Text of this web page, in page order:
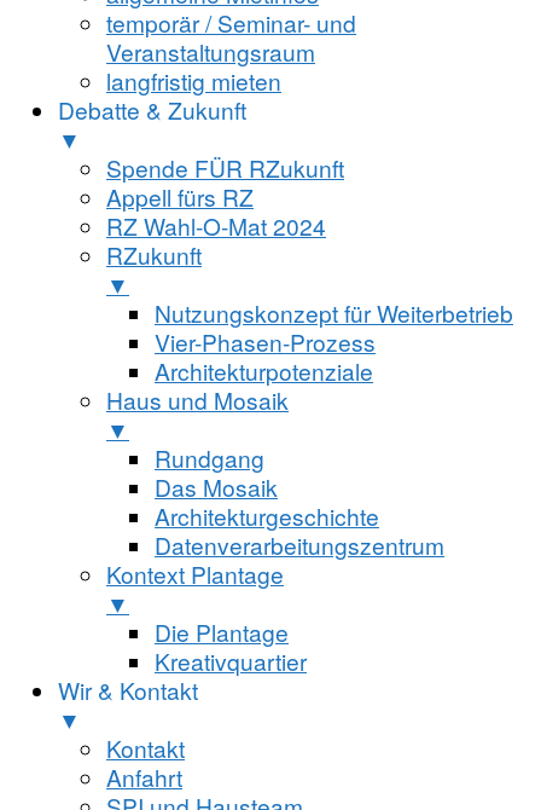
temporär / Seminar- und
Veranstaltungsraum
langfristig mieten
Debatte & Zukunft
▼
Spende FÜR RZukunft
Appell fürs RZ
RZ Wahl-O-Mat 2024
RZukunft
▼
Nutzungskonzept für Weiterbetrieb
Vier-Phasen-Prozess
Architekturpotenziale
Haus und Mosaik
▼
Rundgang
Das Mosaik
Architekturgeschichte
Datenverarbeitungszentrum
Kontext Plantage
▼
Die Plantage
Kreativquartier
Wir & Kontakt
▼
Kontakt
Anfahrt